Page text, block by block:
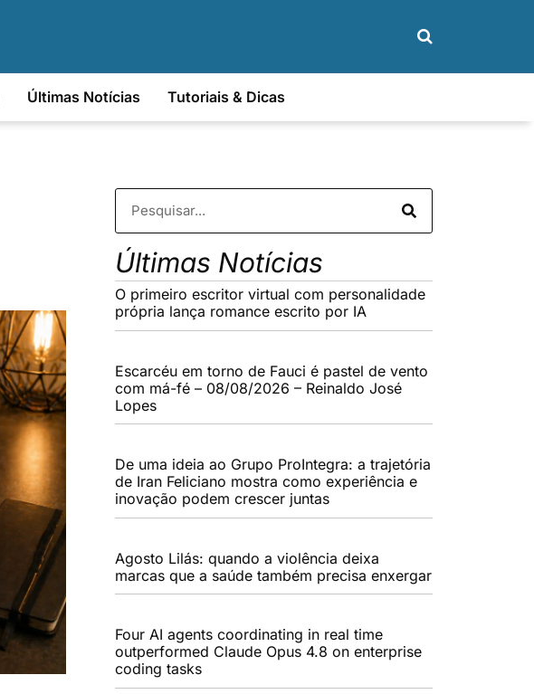
Últimas Notícias Tutoriais & Dicas
Últimas Notícias
O primeiro escritor virtual com personalidade
própria lança romance escrito por IA
Escarcéu em torno de Fauci é pastel de vento
com má-fé – 08/08/2026 – Reinaldo José
Lopes
De uma ideia ao Grupo ProIntegra: a trajetória
de Iran Feliciano mostra como experiência e
inovação podem crescer juntas
Agosto Lilás: quando a violência deixa
marcas que a saúde também precisa enxergar
Four AI agents coordinating in real time
outperformed Claude Opus 4.8 on enterprise
coding tasks